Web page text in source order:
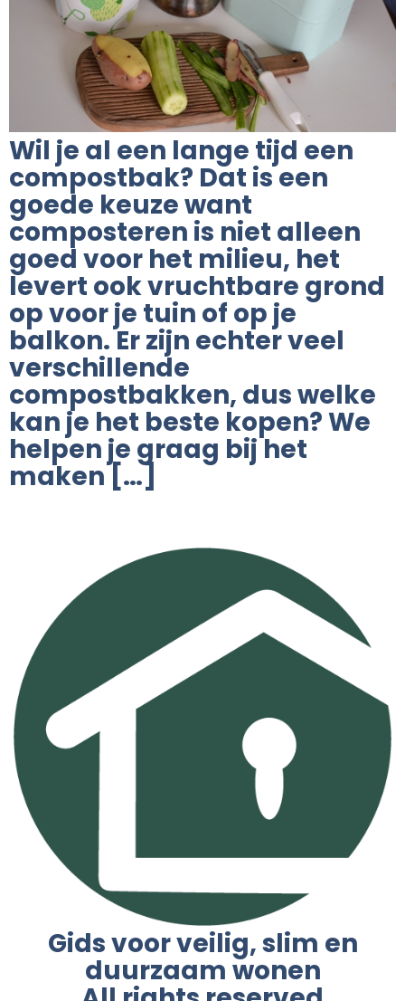
Wil je al een lange tijd een
compostbak? Dat is een
goede keuze want
composteren is niet alleen
goed voor het milieu, het
levert ook vruchtbare grond
op voor je tuin of op je
balkon. Er zijn echter veel
verschillende
compostbakken, dus welke
kan je het beste kopen? We
helpen je graag bij het
maken […]
Gids voor veilig, slim en
duurzaam wonen